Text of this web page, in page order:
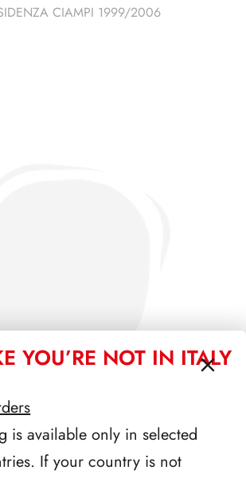
CIAMPI 1999/2006
SCALFARO 1992/1999
YOU’RE NOT IN ITALY
is available only in selected
If your country is not